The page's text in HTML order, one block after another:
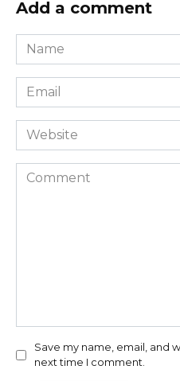
Add a comment
Name
*
Email
*
Website
Comment
Save my name, email, and
next time I comment.